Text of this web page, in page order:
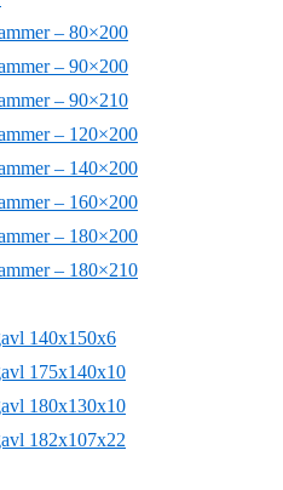
– 80×200
– 90×200
– 90×210
– 120×200
– 140×200
– 160×200
– 180×200
– 180×210
140x150x6
175x140x10
180x130x10
182x107x22